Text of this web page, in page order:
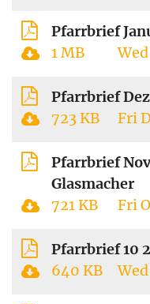
Pfarrbrief
1 MB
Pfarrbrief
723 KB
Fri
Pfarrbrief
Glasmacher
721 KB
Fri
Pfarrbrief 10
640 KB